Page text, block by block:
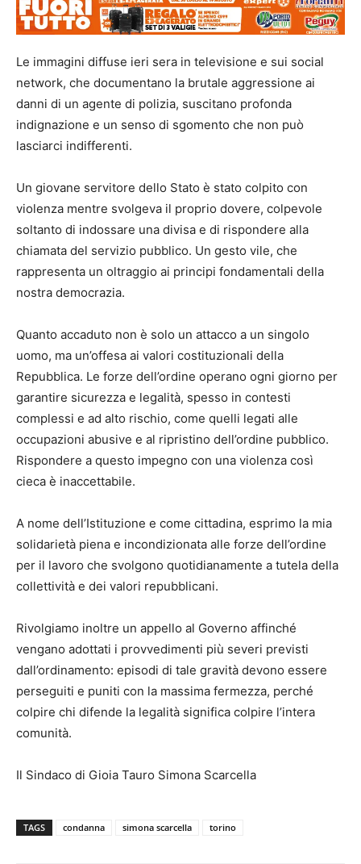
Le immagini diffuse ieri sera in televisione e sui social
network, che documentano la brutale aggressione ai
danni di un agente di polizia, suscitano profonda
indignazione e un senso di sgomento che non può
lasciarci indifferenti.
Un giovane servitore dello Stato è stato colpito con
violenza mentre svolgeva il proprio dovere, colpevole
soltanto di indossare una divisa e di rispondere alla
chiamata del servizio pubblico. Un gesto vile, che
rappresenta un oltraggio ai principi fondamentali della
nostra democrazia.
Quanto accaduto non è solo un attacco a un singolo
uomo, ma un’offesa ai valori costituzionali della
Repubblica. Le forze dell’ordine operano ogni giorno per
garantire sicurezza e legalità, spesso in contesti
complessi e ad alto rischio, come quelli legati alle
occupazioni abusive e al ripristino dell’ordine pubblico.
Rispondere a questo impegno con una violenza così
cieca è inaccettabile.
A nome dell’Istituzione e come cittadina, esprimo la mia
solidarietà piena e incondizionata alle forze dell’ordine
per il lavoro che svolgono quotidianamente a tutela della
collettività e dei valori repubblicani.
Rivolgiamo inoltre un appello al Governo affinché
vengano adottati i provvedimenti più severi previsti
dall’ordinamento: episodi di tale gravità devono essere
perseguiti e puniti con la massima fermezza, perché
colpire chi difende la legalità significa colpire l’intera
comunità.
Il Sindaco di Gioia Tauro Simona Scarcella
TAGS condanna simona scarcella torino